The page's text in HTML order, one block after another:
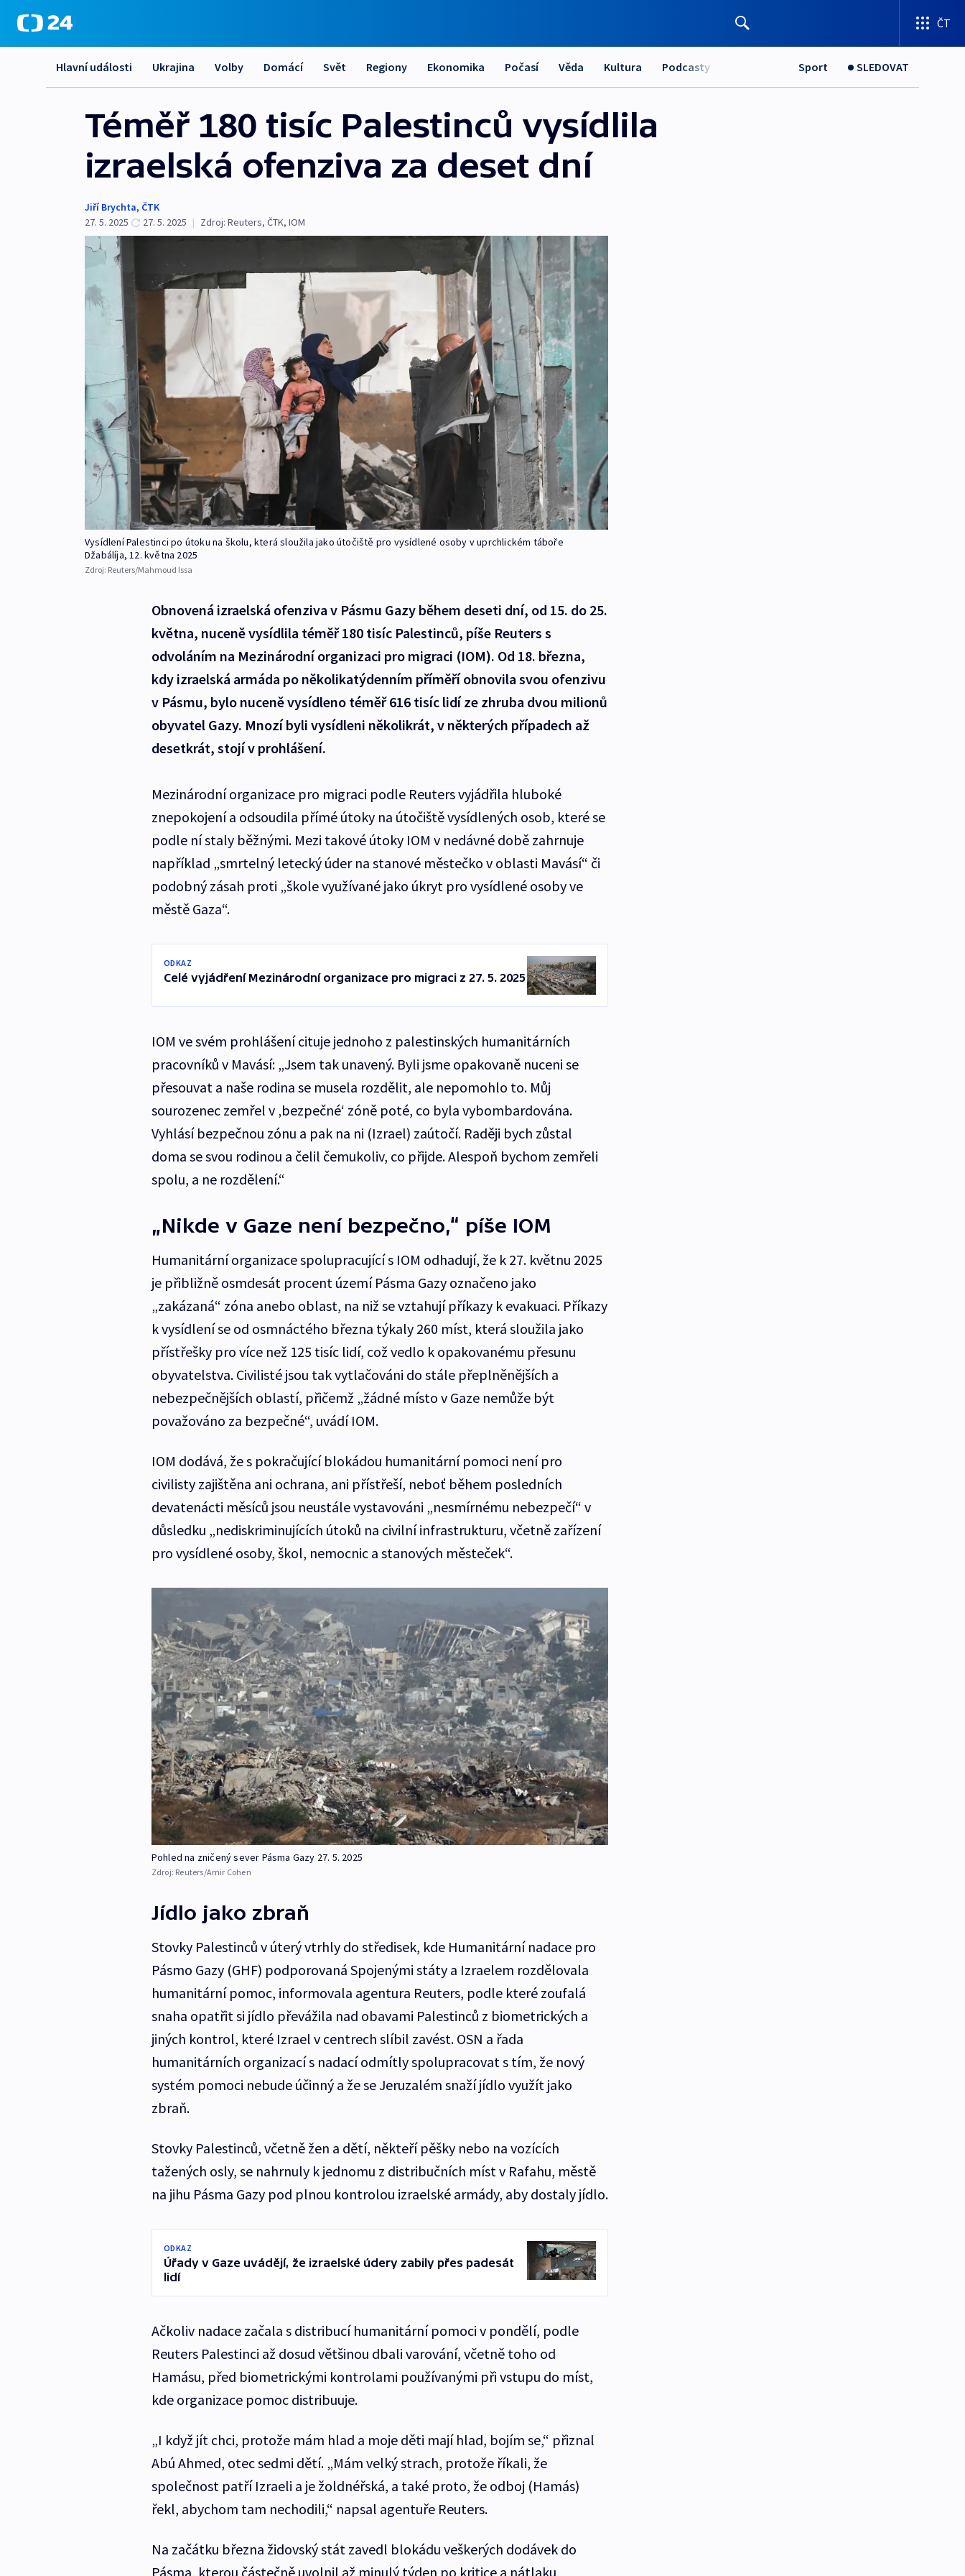
ČT
Hlavní události Ukrajina Volby Domácí Svět Regiony Ekonomika Počasí Věda Kultura Podcasty Sport SLEDOVAT
Téměř 180 tisíc Palestinců vysídlila
izraelská ofenziva za deset dní
Jiří Brychta, ČTK
27. 5. 2025
27. 5. 2025 | Zdroj: Reuters, ČTK, IOM
Vysídlení Palestinci po útoku na školu, která sloužila jako útočiště pro vysídlené osoby v uprchlickém táboře
Džabálíja, 12. května 2025
Zdroj: Reuters/Mahmoud Issa
Obnovená izraelská ofenziva v Pásmu Gazy během deseti dní, od 15. do 25.
května, nuceně vysídlila téměř 180 tisíc Palestinců, píše Reuters s
odvoláním na Mezinárodní organizaci pro migraci (IOM). Od 18. března,
kdy izraelská armáda po několikatýdenním příměří obnovila svou ofenzivu
v Pásmu, bylo nuceně vysídleno téměř 616 tisíc lidí ze zhruba dvou milionů
obyvatel Gazy. Mnozí byli vysídleni několikrát, v některých případech až
desetkrát, stojí v prohlášení.
Mezinárodní organizace pro migraci podle Reuters vyjádřila hluboké
znepokojení a odsoudila přímé útoky na útočiště vysídlených osob, které se
podle ní staly běžnými. Mezi takové útoky IOM v nedávné době zahrnuje
například „smrtelný letecký úder na stanové městečko v oblasti Mavásí“ či
podobný zásah proti „škole využívané jako úkryt pro vysídlené osoby ve
městě Gaza“.
ODKAZ
Celé vyjádření Mezinárodní organizace pro migraci z 27. 5. 2025
IOM ve svém prohlášení cituje jednoho z palestinských humanitárních
pracovníků v Mavásí: „Jsem tak unavený. Byli jsme opakovaně nuceni se
přesouvat a naše rodina se musela rozdělit, ale nepomohlo to. Můj
sourozenec zemřel v ‚bezpečné‘ zóně poté, co byla vybombardována.
Vyhlásí bezpečnou zónu a pak na ni (Izrael) zaútočí. Raději bych zůstal
doma se svou rodinou a čelil čemukoliv, co přijde. Alespoň bychom zemřeli
spolu, a ne rozdělení.“
„Nikde v Gaze není bezpečno,“ píše IOM
Humanitární organizace spolupracující s IOM odhadují, že k 27. květnu 2025
je přibližně osmdesát procent území Pásma Gazy označeno jako
„zakázaná“ zóna anebo oblast, na niž se vztahují příkazy k evakuaci. Příkazy
k vysídlení se od osmnáctého března týkaly 260 míst, která sloužila jako
přístřešky pro více než 125 tisíc lidí, což vedlo k opakovanému přesunu
obyvatelstva. Civilisté jsou tak vytlačováni do stále přeplněnějších a
nebezpečnějších oblastí, přičemž „žádné místo v Gaze nemůže být
považováno za bezpečné“, uvádí IOM.
IOM dodává, že s pokračující blokádou humanitární pomoci není pro
civilisty zajištěna ani ochrana, ani přístřeší, neboť během posledních
devatenácti měsíců jsou neustále vystavováni „nesmírnému nebezpečí“ v
důsledku „nediskriminujících útoků na civilní infrastrukturu, včetně zařízení
pro vysídlené osoby, škol, nemocnic a stanových městeček“.
Pohled na zničený sever Pásma Gazy 27. 5. 2025
Zdroj: Reuters/Amir Cohen
Jídlo jako zbraň
Stovky Palestinců v úterý vtrhly do středisek, kde Humanitární nadace pro
Pásmo Gazy (GHF) podporovaná Spojenými státy a Izraelem rozdělovala
humanitární pomoc, informovala agentura Reuters, podle které zoufalá
snaha opatřit si jídlo převážila nad obavami Palestinců z biometrických a
jiných kontrol, které Izrael v centrech slíbil zavést. OSN a řada
humanitárních organizací s nadací odmítly spolupracovat s tím, že nový
systém pomoci nebude účinný a že se Jeruzalém snaží jídlo využít jako
zbraň.
Stovky Palestinců, včetně žen a dětí, někteří pěšky nebo na vozících
tažených osly, se nahrnuly k jednomu z distribučních míst v Rafahu, městě
na jihu Pásma Gazy pod plnou kontrolou izraelské armády, aby dostaly jídlo.
ODKAZ
Úřady v Gaze uvádějí, že izraelské údery zabily přes padesát
lidí
Ačkoliv nadace začala s distribucí humanitární pomoci v pondělí, podle
Reuters Palestinci až dosud většinou dbali varování, včetně toho od
Hamásu, před biometrickými kontrolami používanými při vstupu do míst,
kde organizace pomoc distribuuje.
„I když jít chci, protože mám hlad a moje děti mají hlad, bojím se,“ přiznal
Abú Ahmed, otec sedmi dětí. „Mám velký strach, protože říkali, že
společnost patří Izraeli a je žoldnéřská, a také proto, že odboj (Hamás)
řekl, abychom tam nechodili,“ napsal agentuře Reuters.
Na začátku března židovský stát zavedl blokádu veškerých dodávek do
Pásma, kterou částečně uvolnil až minulý týden po kritice a nátlaku